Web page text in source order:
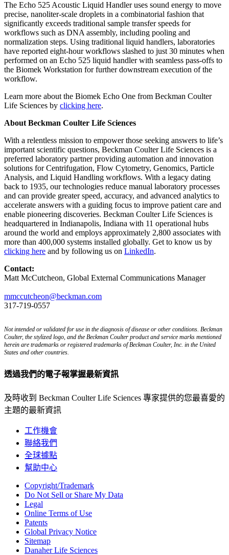
The Echo 525 Acoustic Liquid Handler uses sound energy to move
precise, nanoliter-scale droplets in a combinatorial fashion that
significantly exceeds traditional sample transfer speeds for
workflows such as DNA assembly, including pooling and
normalization steps. Using traditional liquid handlers, laboratories
have reported eight-hour workflows slashed to just 30 minutes when
performed on an Echo 525 liquid handler with seamless pass-offs to
the Biomek Workstation for further downstream execution of the
workflow.
Learn more about the Biomek Echo One from Beckman Coulter
Life Sciences by clicking here.
About Beckman Coulter Life Sciences
With a relentless mission to empower those seeking answers to life’s
important scientific questions, Beckman Coulter Life Sciences is a
preferred laboratory partner providing automation and innovation
solutions for Centrifugation, Flow Cytometry, Genomics, Particle
Analysis, and Liquid Handling workflows. With a legacy dating
back to 1935, our technologies reduce manual laboratory processes
and can provide greater speed, accuracy, and advanced analytics to
accelerate answers with a guiding focus to improve patient care and
enable pioneering discoveries. Beckman Coulter Life Sciences is
headquartered in Indianapolis, Indiana with 11 operational hubs
around the world and employs approximately 2,800 associates with
more than 400,000 systems installed globally. Get to know us by
clicking here and by following us on LinkedIn.
Contact:
Matt McCutcheon, Global External Communications Manager
mmccutcheon@beckman.com
317-719-0557
Not intended or validated for use in the diagnosis of disease or other conditions. Beckman
Coulter, the stylized logo, and the Beckman Coulter product and service marks mentioned
herein are trademarks or registered trademarks of Beckman Coulter, Inc. in the United
States and other countries.
透過我們的電子報掌握最新資訊
及時收到 Beckman Coulter Life Sciences 專家提供的您最喜愛的
主題的最新資訊
工作機會
聯絡我們
全球據點
幫助中心
Copyright/Trademark
Do Not Sell or Share My Data
Legal
Online Terms of Use
Patents
Global Privacy Notice
Sitemap
Danaher Life Sciences